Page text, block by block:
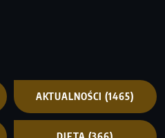
AKTUALNOŚCI (1465)